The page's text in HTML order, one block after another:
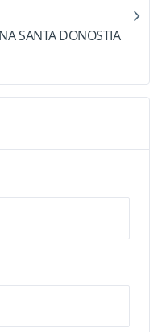
SANTA DONOSTIA